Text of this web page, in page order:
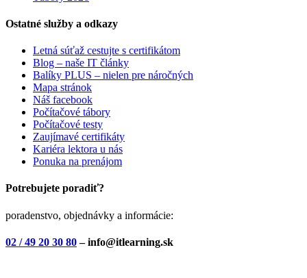
Ostatné služby a odkazy
Letná súťaž cestujte s certifikátom
Blog – naše IT články
Balíky PLUS – nielen pre náročných
Mapa stránok
Náš facebook
Počítačové tábory
Počítačové testy
Zaujímavé certifikáty
Kariéra lektora u nás
Ponuka na prenájom
Potrebujete poradiť?
poradenstvo, objednávky a informácie:
02 / 49 20 30 80– info@itlearning.sk